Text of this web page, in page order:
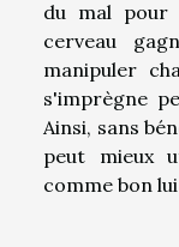
du mal pour
cerveau
manipuler
s'imprègne
Ainsi, sans
peut mieux
comme bon